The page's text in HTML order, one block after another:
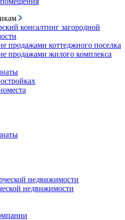
консалтинг загородной
продажами коттеджного поселка
продажами жилого комплекса
недвижимости
недвижимости